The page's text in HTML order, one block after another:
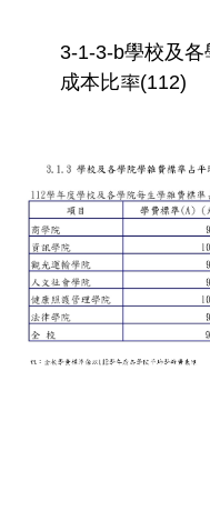
3-1-3-b學校及
成本比率(112)